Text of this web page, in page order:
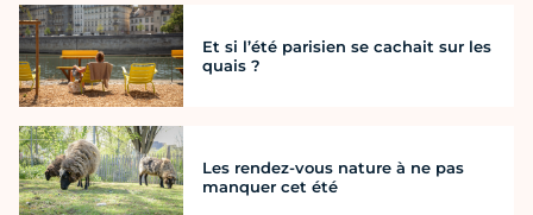
Et si l’été parisien se cachait sur les
quais ?
Les rendez-vous nature à ne pas
manquer cet été